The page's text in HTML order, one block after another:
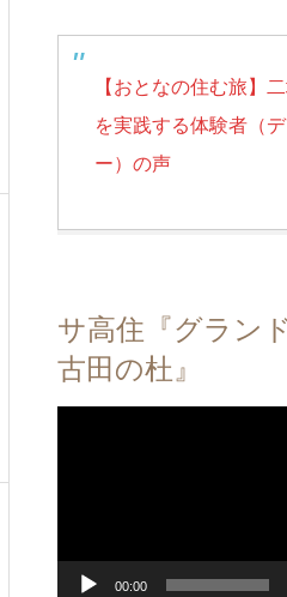
【おとなの住む旅】
を実践する体験者（
ー）の声
サ高住『グラン
古田の杜』
ヤ
00:00